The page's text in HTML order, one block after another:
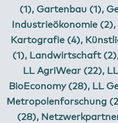
(1), Gartenbau (1),
Industrieökonomie (2),
Kartografie (4),
(1), Landwirtschaft (2)
LL AgriWear (22),
BioEconomy (28), LL
Metropolenforschung
(28),